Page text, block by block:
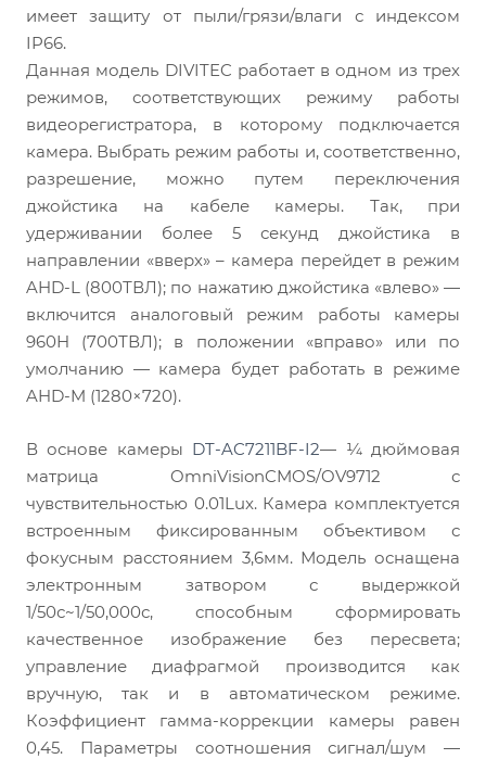
имеет защиту от пыли/грязи/влаги с индексом
IP66.
Данная модель DIVITEC работает в одном из трех
режимов, соответствующих режиму работы
видеорегистратора, в которому подключается
камера. Выбрать режим работы и, соответственно,
разрешение, можно путем переключения
джойстика на кабеле камеры. Так, при
удерживании более 5 секунд джойстика в
направлении «вверх» – камера перейдет в режим
AHD-L (800ТВЛ); по нажатию джойстика «влево» —
включится аналоговый режим работы камеры
960H (700ТВЛ); в положении «вправо» или по
умолчанию — камера будет работать в режиме
AHD-M (1280×720).
В основе камеры DT-AC7211BF-I2— ¼ дюймовая
матрица OmniVisionCMOS/OV9712 с
чувствительностью 0.01Lux. Камера комплектуется
встроенным фиксированным объективом с
фокусным расстоянием 3,6мм. Модель оснащена
электронным затвором с выдержкой
1/50с~1/50,000с, способным сформировать
качественное изображение без пересвета;
управление диафрагмой производится как
вручную, так и в автоматическом режиме.
Коэффициент гамма-коррекции камеры равен
0,45. Параметры соотношения сигнал/шум —